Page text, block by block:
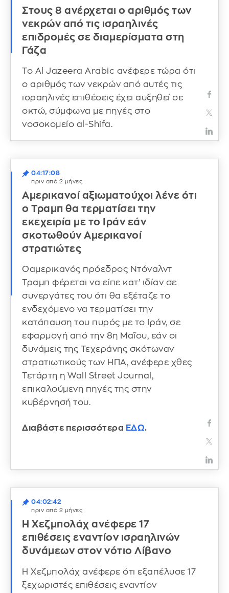
Στους 8 ανέρχεται ο αριθμός των
νεκρών από τις ισραηλινές
επιδρομές σε διαμερίσματα στη
Γάζα
Το Al Jazeera Arabic ανέφερε τώρα ότι
ο αριθμός των νεκρών από αυτές τις
ισραηλινές επιθέσεις έχει αυξηθεί σε
οκτώ, σύμφωνα με πηγές στο
νοσοκομείο al-Shifa.
04:17:08
πριν από 2 μήνες
Αμερικανοί αξιωματούχοι λένε ότι
ο Τραμπ θα τερματίσει την
εκεχειρία με το Ιράν εάν
σκοτωθούν Αμερικανοί
στρατιώτες
Οαμερικανός πρόεδρος Ντόναλντ
Τραμπ φέρεται να είπε κατ’ ιδίαν σε
συνεργάτες του ότι θα εξέταζε το
ενδεχόμενο να τερματίσει την
κατάπαυση του πυρός με το Ιράν, σε
εφαρμογή από την 8η Μαΐου, εάν οι
δυνάμεις της Τεχεράνης σκότωναν
στρατιωτικούς των ΗΠΑ, ανέφερε χθες
Τετάρτη η Wall Street Journal,
επικαλούμενη πηγές της στην
κυβέρνησή του.
Διαβάστε περισσότερα ΕΔΩ.
04:02:42
πριν από 2 μήνες
Η Χεζμπολάχ ανέφερε 17
επιθέσεις εναντίον ισραηλινών
δυνάμεων στον νότιο Λίβανο
Η Χεζμπολάχ ανέφερε ότι εξαπέλυσε 17
ξεχωριστές επιθέσεις εναντίον